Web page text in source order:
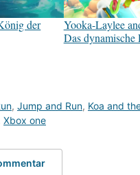
der
Yooka-Laylee
Das
, Jump and Run, Koa and
Xbox one